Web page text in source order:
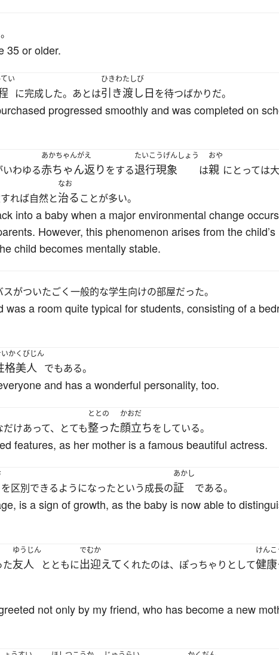
35 or older.
い
に完成した。あとは
ひきわたしび
引き渡し日を待つばかりだ。
progressed smoothly and was completed on
いわゆる
あかちゃんがえ
赤ちゃん返りをする
たいこうげんしょう
退行現象 は
おや
親 にとっては
れば自然と
なお
治ることが多い。
into a baby when a major environmental change
However, this phenomenon arises from the child’s
child becomes mentally stable.
がついたごく一般的な学生向けの部屋だった。
a room quite typical for students, consisting of a
かくびじん
格美人 でもある。
and has a wonderful personality, too.
だけあって、とても
ととの
整った
かおだ
顔立ちをしている。
features, as her mother is a famous beautiful actress.
を区別できるようになったという成長の
あかし
証 である。
is a sign of growth, as the baby is now able to
た
ゆうじん
友人 とともに
でむか
出迎えて くれたのは、ぽっちゃりとして
けんこ
健
not only by my friend, who has become a new